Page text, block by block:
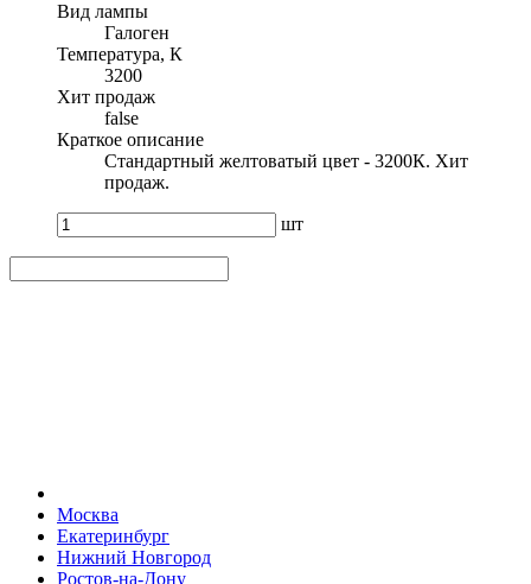
Вид лампы
Галоген
Температура, К
3200
Хит продаж
false
Краткое описание
Стандартный желтоватый цвет - 3200К. Хит
продаж.
шт
Москва
Екатеринбург
Нижний Новгород
Ростов-на-Дону